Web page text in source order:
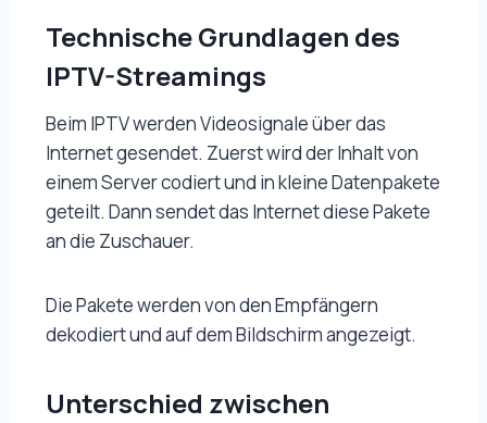
Technische Grundlagen des
IPTV-Streamings
Beim IPTV werden Videosignale über das
Internet gesendet. Zuerst wird der Inhalt von
einem Server codiert und in kleine Datenpakete
geteilt. Dann sendet das Internet diese Pakete
an die Zuschauer.
Die Pakete werden von den Empfängern
dekodiert und auf dem Bildschirm angezeigt.
Unterschied zwischen